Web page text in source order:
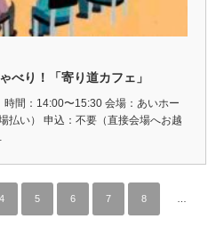
べり！「寄り道カフェ」
間：14:00〜15:30 会場：あいホー
払い） 申込：不要（直接会場へお越
4 5 6 7 8